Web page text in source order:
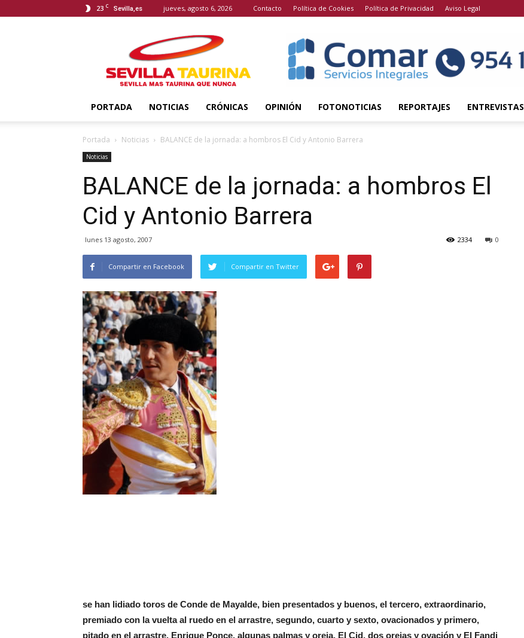
23 C Sevilla,es jueves, agosto 6, 2026 Contacto Política de Cookies Política de Privacidad Aviso Legal
Taurina
PORTADA NOTICIAS CRÓNICAS OPINIÓN FOTONOTICIAS REPORTAJES ENTREVISTAS
Portada Noticias BALANCE de la jornada: a hombros El Cid y Antonio Barrera
Noticias
BALANCE de la jornada: a hombros El
Cid y Antonio Barrera
lunes 13 agosto, 2007 0
2334
Compartir en Facebook Compartir en Twitter
se han lidiado toros de Conde de Mayalde, bien presentados y buenos, el tercero, extraordinario,
premiado con la vuelta al ruedo en el arrastre, segundo, cuarto y sexto, ovacionados y primero,
pitado en el arrastre. Enrique Ponce, algunas palmas y oreja, El Cid, dos orejas y ovación y El Fandi